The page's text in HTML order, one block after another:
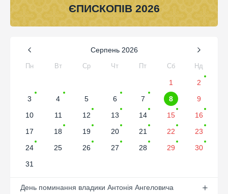
ЄПИСКОПІВ 2026
Серпень 2026
Пн Вт Ср Чт Пт Сб Нд
1
2
3
4 5 6 7 8
9
10
11 12 13 14 15
16
17
18 19 20 21 22
23
24
25 26 27 28 29
30
31
День поминання владики Антонія Ангеловича